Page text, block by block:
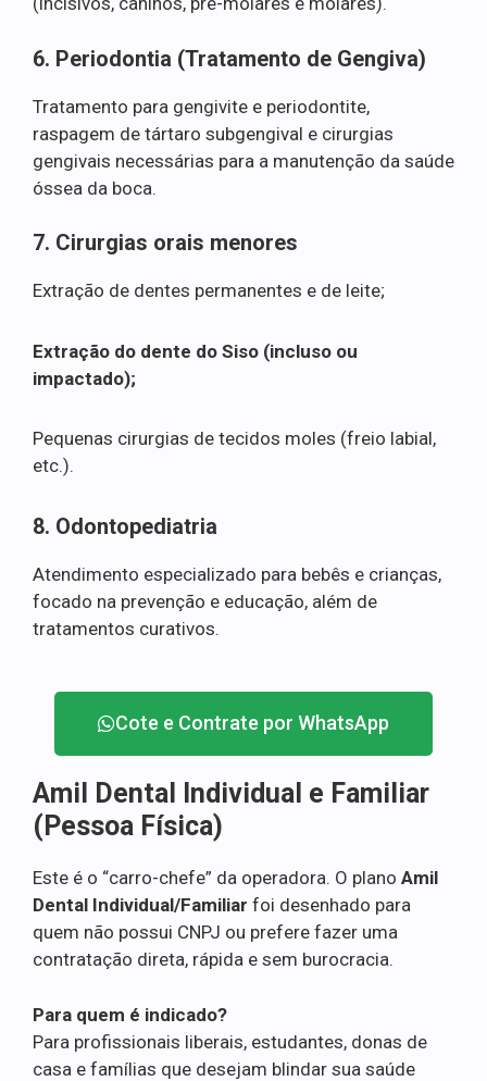
6. Periodontia (Tratamento de Gengiva)
Tratamento para gengivite e periodontite,
raspagem de tártaro subgengival e cirurgias
gengivais necessárias para a manutenção da saúde
óssea da boca.
7. Cirurgias orais menores
Extração de dentes permanentes e de leite;
Extração do dente do Siso (incluso ou
impactado);
Pequenas cirurgias de tecidos moles (freio labial,
etc.).
8. Odontopediatria
Atendimento especializado para bebês e crianças,
focado na prevenção e educação, além de
tratamentos curativos.
Cote e Contrate por WhatsApp
Amil Dental Individual e Familiar
(Pessoa Física)
Este é o “carro-chefe” da operadora. O plano Amil
Dental Individual/Familiar foi desenhado para
quem não possui CNPJ ou prefere fazer uma
contratação direta, rápida e sem burocracia.
Para quem é indicado?
Para profissionais liberais, estudantes, donas de
casa e famílias que desejam blindar sua saúde